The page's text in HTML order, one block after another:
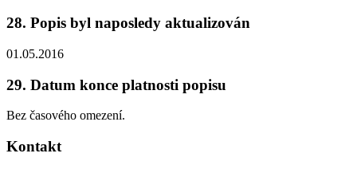
28. Popis byl naposledy aktualizován
01.05.2016
29. Datum konce platnosti popisu
Bez časového omezení.
Kontakt